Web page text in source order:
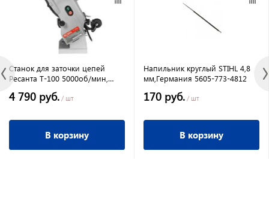
Станок для заточки цепей
Ресанта Т-100 5000об/мин,
4 790 руб. / шт
В корзину
Напильник круглый STIHL 4,8
мм,Германия 5605-773-4812
170 руб. / шт
В корзину